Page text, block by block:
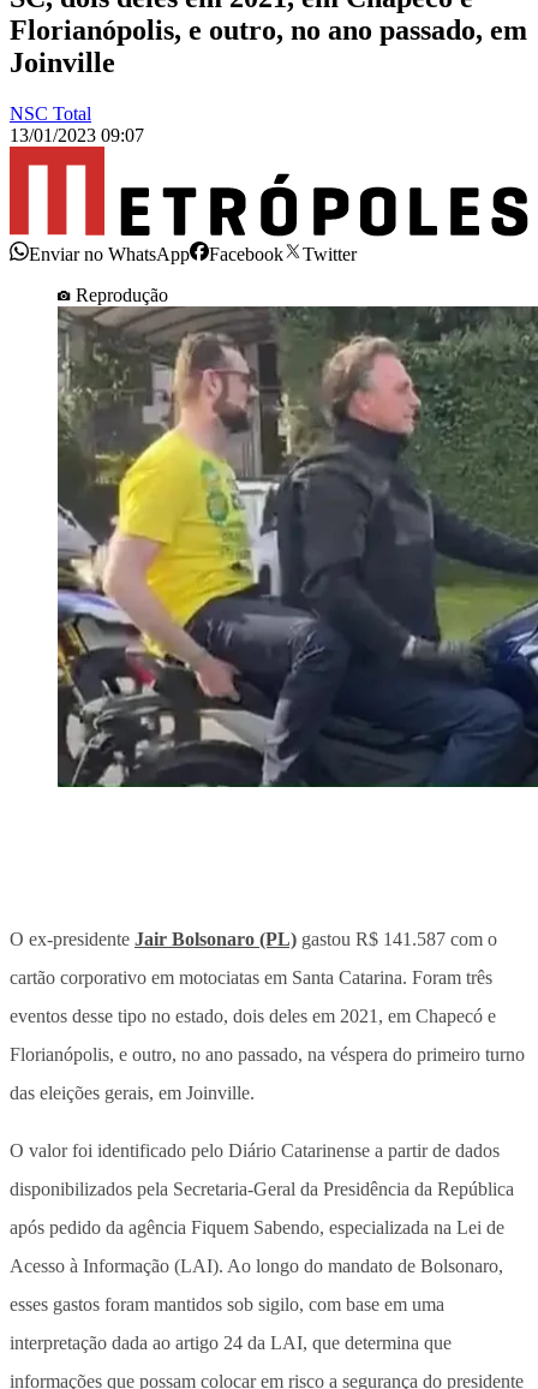
Florianópolis, e outro, no ano passado, em
Joinville
NSC Total
13/01/2023 09:07
Enviar no WhatsApp Facebook
Twitter
Reprodução
O ex-presidente Jair Bolsonaro (PL) gastou R$ 141.587 com o
cartão corporativo em motociatas em Santa Catarina. Foram três
eventos desse tipo no estado, dois deles em 2021, em Chapecó e
Florianópolis, e outro, no ano passado, na véspera do primeiro turno
das eleições gerais, em Joinville.
O valor foi identificado pelo Diário Catarinense a partir de dados
disponibilizados pela Secretaria-Geral da Presidência da República
após pedido da agência Fiquem Sabendo, especializada na Lei de
Acesso à Informação (LAI). Ao longo do mandato de Bolsonaro,
esses gastos foram mantidos sob sigilo, com base em uma
interpretação dada ao artigo 24 da LAI, que determina que
informações que possam colocar em risco a segurança do presidente